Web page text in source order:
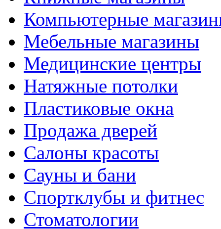
Компьютерные
Мебельные магазины
Медицинские центры
Натяжные потолки
Пластиковые окна
Продажа дверей
Салоны красоты
Сауны и бани
Спортклубы и фитнес
Стоматологии